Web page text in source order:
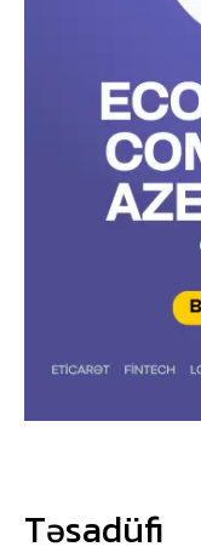
Təsadüfi